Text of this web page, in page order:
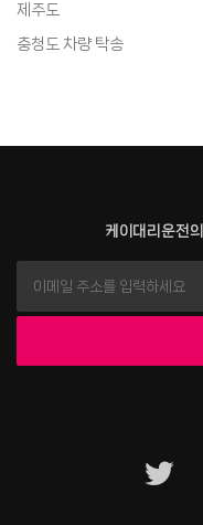
제주도
충청도 차량 탁송
케이대리운전